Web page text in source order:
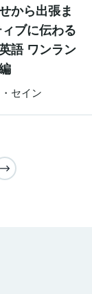
から出張ま
ブに伝わる
語 ワンラン
セイン